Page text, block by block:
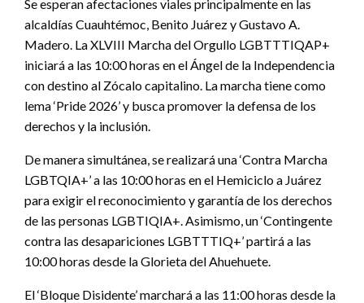
Se esperan afectaciones viales principalmente en las
alcaldías Cuauhtémoc, Benito Juárez y Gustavo A.
Madero. La XLVIII Marcha del Orgullo LGBTTTIQAP+
iniciará a las 10:00 horas en el Ángel de la Independencia
con destino al Zócalo capitalino. La marcha tiene como
lema ‘Pride 2026’ y busca promover la defensa de los
derechos y la inclusión.
De manera simultánea, se realizará una ‘Contra Marcha
LGBTQIA+’ a las 10:00 horas en el Hemiciclo a Juárez
para exigir el reconocimiento y garantía de los derechos
de las personas LGBTIQIA+. Asimismo, un ‘Contingente
contra las desapariciones LGBTTTIQ+’ partirá a las
10:00 horas desde la Glorieta del Ahuehuete.
El ‘Bloque Disidente’ marchará a las 11:00 horas desde la